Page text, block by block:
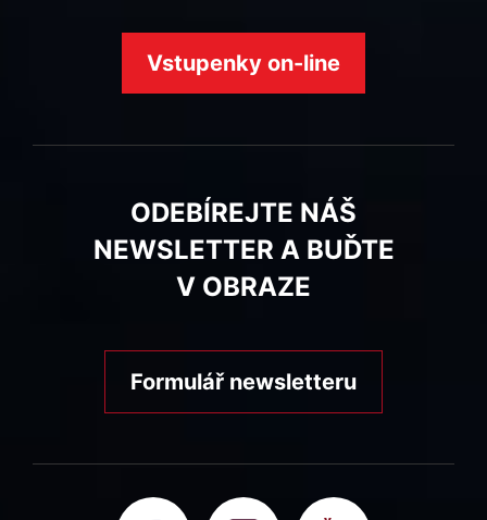
Vstupenky on-line
ODEBÍREJTE NÁŠ
NEWSLETTER A BUĎTE
V OBRAZE
Formulář newsletteru